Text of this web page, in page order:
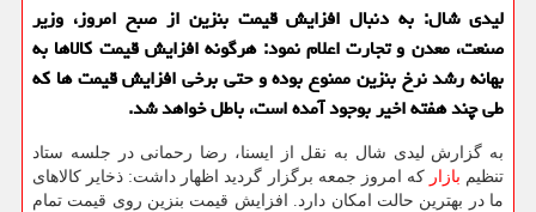
لیدی شال: به دنبال افزایش قیمت بنزین از صبح امروز، وزیر
صنعت، معدن و تجارت اعلام نمود: هرگونه افزایش قیمت كالاها به
بهانه رشد نرخ بنزین ممنوع بوده و حتی برخی افزایش قیمت ها كه
طی چند هفته اخیر بوجود آمده است، باطل خواهد شد.
به گزارش لیدی شال به نقل از ایسنا، رضا رحمانی در جلسه ستاد
تنظیم بازار كه امروز جمعه برگزار گردید اظهار داشت: ذخایر كالاهای
ما در بهترین حالت امكان دارد. افزایش قیمت بنزین روی قیمت تمام